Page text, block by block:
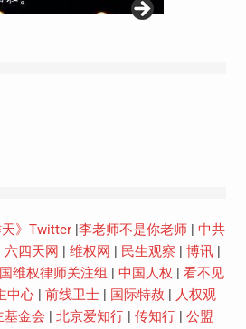
天》Twitter| 李老师不是你老师| 中共
六四天网 维权网 民生观察 博讯|
维权律师关注组 中国人权
看不见
中心| 前线卫士| 国际特赦
人权观
基金会 北京爱知行| 传知行| 公盟